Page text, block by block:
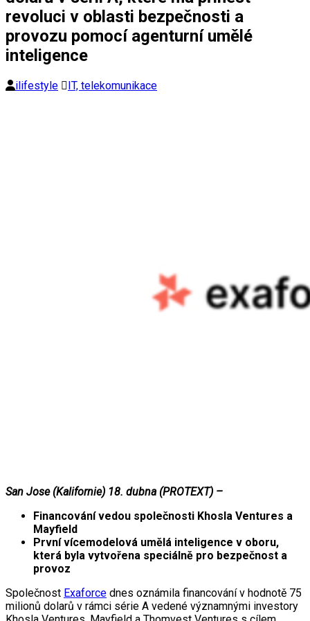
revoluci v oblasti bezpečnosti a
provozu pomocí agenturní umělé
inteligence
ilifestyle IT, telekomunikace
San Jose (Kalifornie) 18. dubna (PROTEXT) –
Financování vedou společnosti Khosla Ventures a
Mayfield
První vícemodelová umělá inteligence v oboru,
která byla vytvořena speciálně pro bezpečnost a
provoz
Společnost Exaforce dnes oznámila financování v hodnotě 75
milionů dolarů v rámci série A vedené významnými investory